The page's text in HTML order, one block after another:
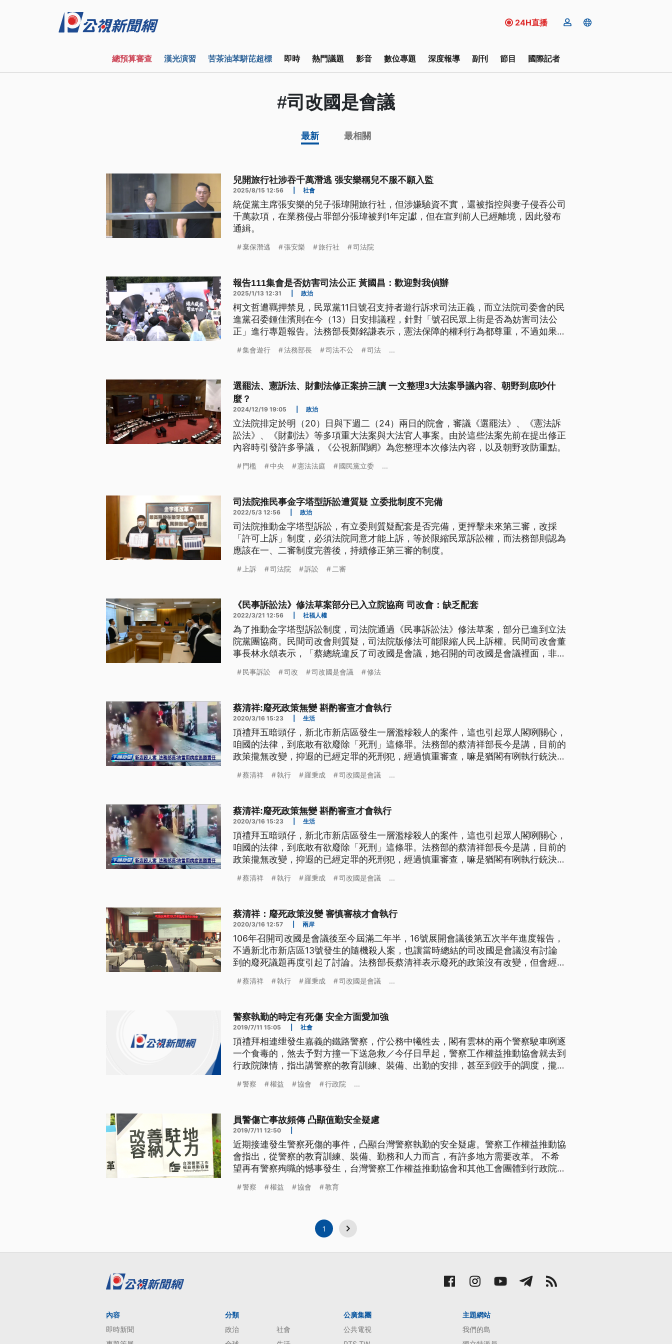
24H直播
總預算審查 漢光演習 苦茶油苯駢芘超標 即時 熱門議題 影音 數位專題 深度報導 副刊 節目 國際記者
#司改國是會議
最新 最相關
兒開旅行社涉吞千萬潛逃 張安樂稱兒不服不願入監
2025/8/15 12:56 社會
統促黨主席張安樂的兒子張瑋開旅行社，但涉嫌驗資不實，還被指控與妻子侵吞公司
千萬款項，在業務侵占罪部分張瑋被判1年定讞，但在宣判前人已經離境，因此發布
通緝。
棄保潛逃 張安樂 旅行社 司法院
報告111集會是否妨害司法公正 黃國昌：歡迎對我偵辦
2025/1/13 12:31 政治
柯文哲遭羈押禁見，民眾黨11日號召支持者遊行訴求司法正義，而立法院司委會的民
進黨召委鍾佳濱則在今（13）日安排議程，針對「號召民眾上街是否為妨害司法公
正」進行專題報告。法務部長鄭銘謙表示，憲法保障的權利行為都尊重，不過如果遇
是他自己，歡迎法務部、台北地檢署對他偵辦。
集會遊行 法務部長 司法不公 司法 ...
選罷法、憲訴法、財劃法修正案拚三讀 一文整理3大法案爭議內容、朝野到底吵什
麼？
2024/12/19 19:05 政治
立法院排定於明（20）日與下週二（24）兩日的院會，審議《選罷法》、《憲法訴
訟法》、《財劃法》等多項重大法案與大法官人事案。由於這些法案先前在提出修正
內容時引發許多爭議，《公視新聞網》為您整理本次修法內容，以及朝野攻防重點。
門檻 中央 憲法法庭 國民黨立委 ...
司法院推民事金字塔型訴訟遭質疑 立委批制度不完備
2022/5/3 12:56 政治
司法院推動金字塔型訴訟，有立委則質疑配套是否完備，更抨擊未來第三審，改採
「許可上訴」制度，必須法院同意才能上訴，等於限縮民眾訴訟權，而法務部則認為
應該在一、二審制度完善後，持續修正第三審的制度。
上訴 司法院 訴訟 二審
《民事訴訟法》修法草案部分已入立院協商 司改會：缺乏配套
2022/3/21 12:56 社福人權
為了推動金字塔型訴訟制度，司法院通過《民事訴訟法》修法草案，部分已進到立法
院黨團協商。民間司改會則質疑，司法院版修法可能限縮人民上訴權。民間司改會董
事長林永頌表示，「蔡總統違反了司改國是會議，她召開的司改國是會議裡面，非常
冤錯案會增加，對整個司法會大亂。我們希望大方向我們支持，金字塔是必行之路，
民事訴訟 司改 司改國是會議 修法
蔡清祥:廢死政策無變 斟酌審查才會執行
2020/3/16 15:23 生活
頂禮拜五暗頭仔，新北市新店區發生一層濫糝殺人的案件，這也引起眾人閣咧關心，
咱國的法律，到底敢有欲廢除「死刑」這條罪。法務部的蔡清祥部長今是講，目前的
政策攏無改變，抑遐的已經定罪的死刑犯，經過慎重審查，嘛是猶閣有咧執行銃決
度報告，不過，日前新店發生隨機殺人案，也讓當時總結的司改國是會議，沒有討論
蔡清祥 執行 羅秉成 司改國是會議 ...
蔡清祥:廢死政策無變 斟酌審查才會執行
2020/3/16 15:23 生活
頂禮拜五暗頭仔，新北市新店區發生一層濫糝殺人的案件，這也引起眾人閣咧關心，
咱國的法律，到底敢有欲廢除「死刑」這條罪。法務部的蔡清祥部長今是講，目前的
政策攏無改變，抑遐的已經定罪的死刑犯，經過慎重審查，嘛是猶閣有咧執行銃決
度報告，不過，日前新店發生隨機殺人案，也讓當時總結的司改國是會議，沒有討論
蔡清祥 執行 羅秉成 司改國是會議 ...
蔡清祥：廢死政策沒變 審慎審核才會執行
2020/3/16 12:57 兩岸
106年召開司改國是會議後至今屆滿二年半，16號展開會議後第五次半年進度報告，
不過新北市新店區13號發生的隨機殺人案，也讓當時總結的司改國是會議沒有討論
到的廢死議題再度引起了討論。法務部長蔡清祥表示廢死的政策沒有改變，但會經過
是沒有停止執行，所以不會因此就會，經過法院判決死刑的，我們會停止執行，但是
蔡清祥 執行 羅秉成 司改國是會議 ...
警察執勤的時定有死傷 安全方面愛加強
2019/7/11 15:05 社會
頂禮拜相連绁發生嘉義的鐵路警察，佇公務中犧牲去，閣有雲林的兩个警察駛車咧逐
一个食毒的，煞去予對方撞一下送急救／今仔日早起，警察工作權益推動協會就去到
行政院陳情，指出講警察的教育訓練、裝備、出勤的安排，甚至到跤手的調度，攏猶
殉職、成為英雄的憾事發生。台灣警察工作權益推動協會和其他工會團體，來到行政
警察 權益 協會 行政院 ...
員警傷亡事故頻傳 凸顯值勤安全疑慮
2019/7/11 12:50
近期接連發生警察死傷的事件，凸顯台灣警察執勤的安全疑慮。警察工作權益推動協
會指出，從警察的教育訓練、裝備、勤務和人力而言，有許多地方需要改革。 不希
望再有警察殉職的憾事發生，台灣警察工作權益推動協會和其他工會團體到行政院陳
事施嘉承表示，「綜合逮捕術，也就是被我們基層員警所戲稱的綜藝逮捕術，我們不
警察 權益 協會 教育
1
內容
即時新聞
分類
政治
社會
公廣集團
公共電視
主題網站
我們的島